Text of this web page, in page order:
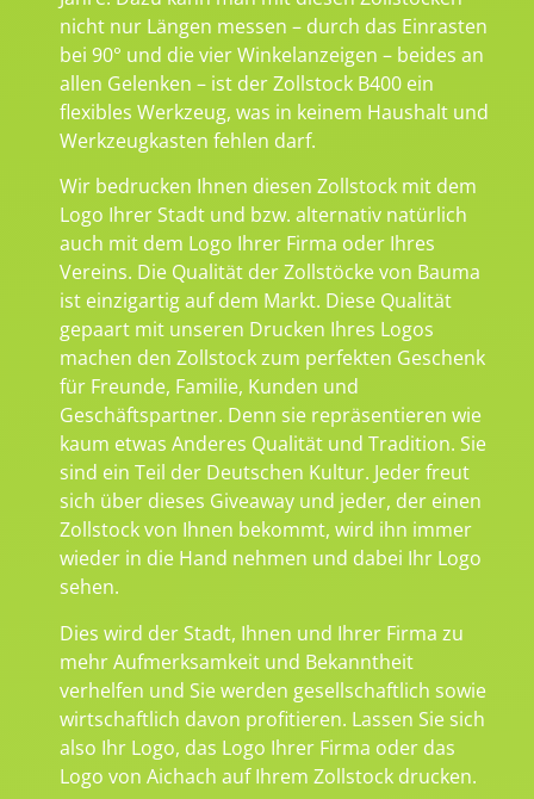
nicht nur Längen messen – durch das Einrasten
bei 90° und die vier Winkelanzeigen – beides an
allen Gelenken – ist der Zollstock B400 ein
flexibles Werkzeug, was in keinem Haushalt und
Werkzeugkasten fehlen darf.
Wir bedrucken Ihnen diesen Zollstock mit dem
Logo Ihrer Stadt und bzw. alternativ natürlich
auch mit dem Logo Ihrer Firma oder Ihres
Vereins. Die Qualität der Zollstöcke von Bauma
ist einzigartig auf dem Markt. Diese Qualität
gepaart mit unseren Drucken Ihres Logos
machen den Zollstock zum perfekten Geschenk
für Freunde, Familie, Kunden und
Geschäftspartner. Denn sie repräsentieren wie
kaum etwas Anderes Qualität und Tradition. Sie
sind ein Teil der Deutschen Kultur. Jeder freut
sich über dieses Giveaway und jeder, der einen
Zollstock von Ihnen bekommt, wird ihn immer
wieder in die Hand nehmen und dabei Ihr Logo
sehen.
Dies wird der Stadt, Ihnen und Ihrer Firma zu
mehr Aufmerksamkeit und Bekanntheit
verhelfen und Sie werden gesellschaftlich sowie
wirtschaftlich davon profitieren. Lassen Sie sich
also Ihr Logo, das Logo Ihrer Firma oder das
Logo von Aichach auf Ihrem Zollstock drucken.